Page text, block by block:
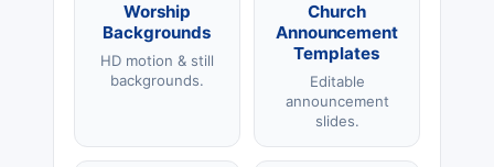
Worship
Backgrounds
HD motion & still
backgrounds.
Church
Announcement
Templates
Editable
announcement
slides.